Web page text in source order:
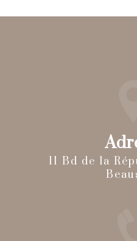
11 Bd de la République, 06240